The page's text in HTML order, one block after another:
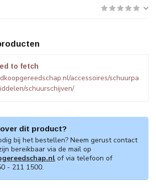
to fetch
accessoires/schuurpa
schuurschijven/
over dit product?
bij het bestellen? Neem gerust contact
bereikbaar via de mail op
of via telefoon of
- 211 1500.